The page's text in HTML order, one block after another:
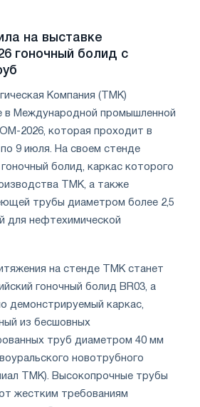
на выставке
гоночный болид с
Компания (ТМК)
в Международной промышленной
2026, которая проходит в
по 9 июля. На своем стенде
болид, каркас которого
ТМК, а также
трубы диаметром более 2,5
для нефтехимической
на стенде ТМК станет
гоночный болид BR03, а
демонстрируемый каркас,
из бесшовных
труб диаметром 40 мм
новотрубного
ТМК). Высокопрочные трубы
жестким требованиям